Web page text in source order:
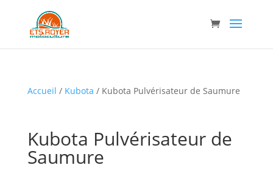
Accueil / Kubota / Kubota Pulvérisateur de Saumure
Kubota Pulvérisateur de
Saumure